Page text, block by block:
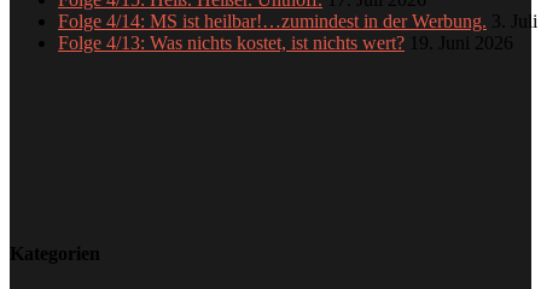
Folge 4/14: MS ist heilbar!…zumindest in der Werbung. 3.
Folge 4/13: Was nichts kostet, ist nichts wert? 19. Juni 2026
Kategorien